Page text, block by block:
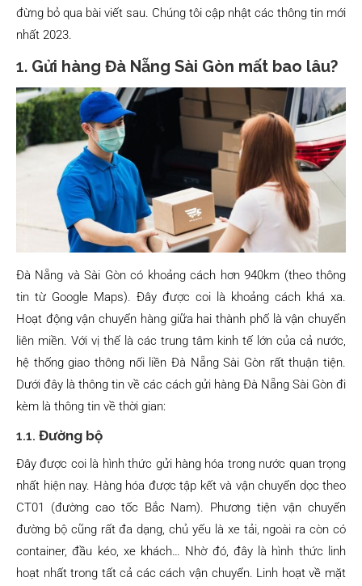
đừng bỏ qua bài viết sau. Chúng tôi cập nhật các thông tin mới
nhất 2023.
1. Gửi hàng Đà Nẵng Sài Gòn mất bao lâu?
Đà Nẵng và Sài Gòn có khoảng cách hơn 940km (theo thông
tin từ Google Maps). Đây được coi là khoảng cách khá xa.
Hoạt động vận chuyển hàng giữa hai thành phố là vận chuyển
liên miền. Với vị thế là các trung tâm kinh tế lớn của cả nước,
hệ thống giao thông nối liền Đà Nẵng Sài Gòn rất thuận tiện.
Dưới đây là thông tin về các cách gửi hàng Đà Nẵng Sài Gòn đi
kèm là thông tin về thời gian:
1.1. Đường bộ
Đây được coi là hình thức gửi hàng hóa trong nước quan trọng
nhất hiện nay. Hàng hóa được tập kết và vận chuyển dọc theo
CT01 (đường cao tốc Bắc Nam). Phương tiện vận chuyển
đường bộ cũng rất đa dạng, chủ yếu là xe tải, ngoài ra còn có
container, đầu kéo, xe khách… Nhờ đó, đây là hình thức linh
hoạt nhất trong tất cả các cách vận chuyển. Linh hoạt về mặt